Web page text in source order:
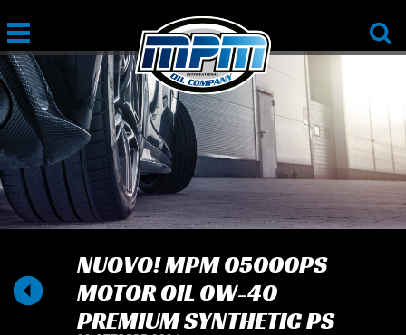
NUOVO! MPM 05000PS
MOTOR OIL 0W-40
PREMIUM SYNTHETIC PS